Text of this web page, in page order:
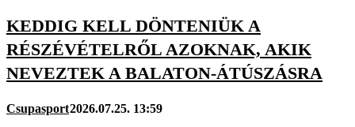
KEDDIG KELL DÖNTENIÜK A
RÉSZÉVÉTELRŐL AZOKNAK, AKIK
NEVEZTEK A BALATON-ÁTÚSZÁSRA
Csupasport2026.07.25. 13:59